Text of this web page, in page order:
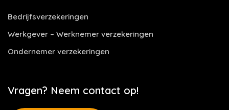
Bedrijfsverzekeringen
Werkgever – Werknemer verzekeringen
Ondernemer verzekeringen
Vragen? Neem contact op!